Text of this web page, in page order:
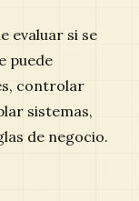
evaluar si se
puede
controlar
sistemas,
de negocio.